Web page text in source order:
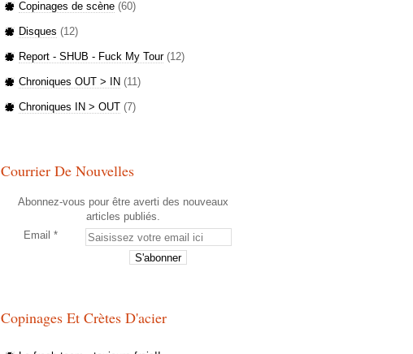
Copinages de scène (60)
Disques (12)
Report - SHUB - Fuck My Tour(12)
Chroniques OUT > IN (11)
Chroniques IN > OUT (7)
Courrier De Nouvelles
Abonnez-vous pour être averti des nouveaux
articles publiés.
Email
Copinages Et Crètes D'acier